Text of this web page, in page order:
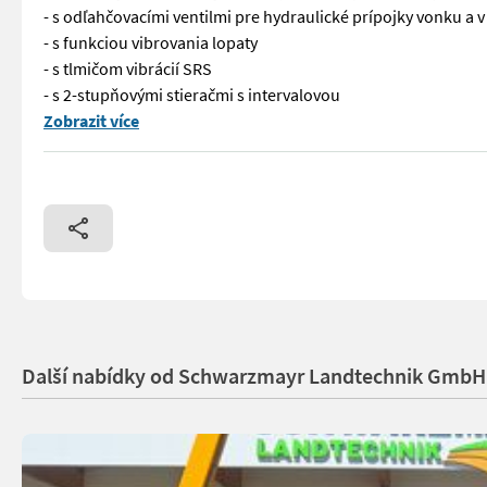
- s odľahčovacími ventilmi pre hydraulické prípojky vonku a
- s funkciou vibrovania lopaty
- s tlmičom vibrácií SRS
- s 2-stupňovými stieračmi s intervalovou
Č. 73318 Teleskopický nakladač JCB 532060 Agri Super -
Zobrazit více
Další nabídky od Schwarzmayr Landtechnik